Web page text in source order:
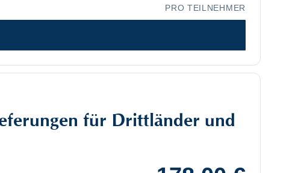
PRO TEILNEHMER
für Drittländer und